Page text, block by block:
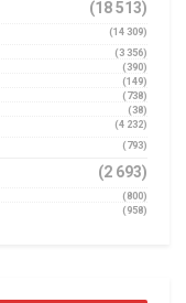
(18 513)
(14 309)
(3 356)
(390)
(149)
(738)
(38)
(4 232)
(793)
(2 693)
(800)
(958)